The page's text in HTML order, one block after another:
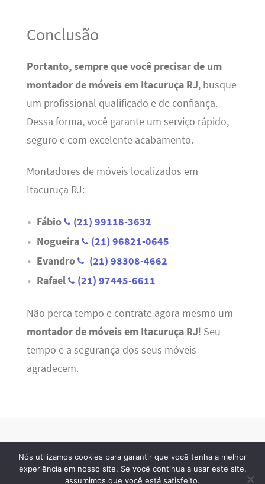
Conclusão
Portanto, sempre que você precisar de um
montador de móveis em Itacuruça RJ, busque
um profissional qualificado e de confiança.
Dessa forma, você garante um serviço rápido,
seguro e com excelente acabamento.
Montadores de móveis localizados em
Itacuruça RJ:
Fábio
(21) 99118-3632
Nogueira
(21) 96821-0645
Evandro
(21) 98308-4662
Rafael
(21) 97445-6611
Não perca tempo e contrate agora mesmo um
montador de móveis em Itacuruça RJ! Seu
tempo e a segurança dos seus móveis
agradecem.
· 2026 © Todos os direitos reservados
Nós utilizamos cookies para garantir que você tenha a melhor
experiência em nosso site. Se você continua a usar este site,
assumimos que você está satisfeito.